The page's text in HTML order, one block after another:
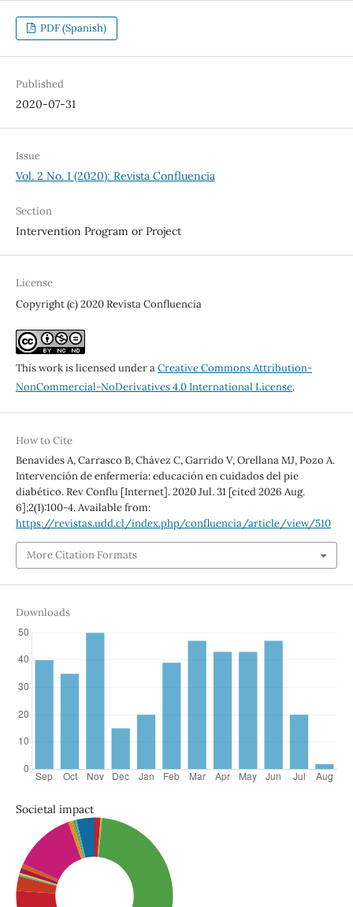
PDF (Spanish)
Published
2020-07-31
Issue
Vol. 2 No. 1 (2020): Revista Confluencia
Section
Intervention Program or Project
License
Copyright (c) 2020 Revista Confluencia
This work is licensed under aCreative Commons Attribution-
NonCommercial-NoDerivatives 4.0 International License.
How to Cite
Benavides A, Carrasco B, Chávez C, Garrido V, Orellana MJ, Pozo A.
Intervención de enfermería: educación en cuidados del pie
diabético. Rev Conflu [Internet]. 2020 Jul. 31 [cited 2026 Aug.
6];2(1):100-4. Available from:
https://revistas.udd.cl/index.php/confluencia/article/view/510
More Citation Formats
Downloads
Societal impact